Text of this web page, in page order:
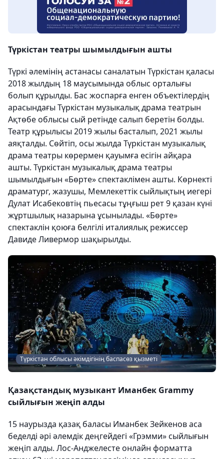
Түркістан театры шымылдығын ашты
Түркі әлемінің астанасы саналатын Түркістан қаласы
2018 жылдың 18 маусымында облыс орталығы
болып құрылды. Бас жоспарға енген объектілердің
арасындағы Түркістан музыкалық драма театрын
Ақтөбе облысы сый ретінде салып беретін болды.
Театр құрылысы 2019 жылы басталып, 2021 жылы
аяқталды. Сөйтіп, осы жылда Түркістан музыкалық
драма театры көрермен қауымға есігін айқара
ашты. Түркістан музыкалық драма театры
шымылдығын «Бөрте» спектаклімен ашты. Көрнекті
драматург, жазушы, Мемлекеттік сыйлықтың иегері
Дулат Исабековтің пьесасы тұңғыш рет 9 қазан күні
жұртшылық назарына ұсынылады. «Бөрте»
спектаклін қоюға белгілі италиялық режиссер
Давиде Ливермор шақырылды.
Түркістан облысы әкімдігінің баспасөз қызметі
Қазақстандық музыкант Иманбек Grammy
сыйлығын жеңіп алды
15 наурызда қазақ баласы Иманбек Зейкенов аса
беделді әрі әлемдік деңгейдегі «Грэмми» сыйлығын
жеңіп алды. Лос-Анджелесте онлайн форматта